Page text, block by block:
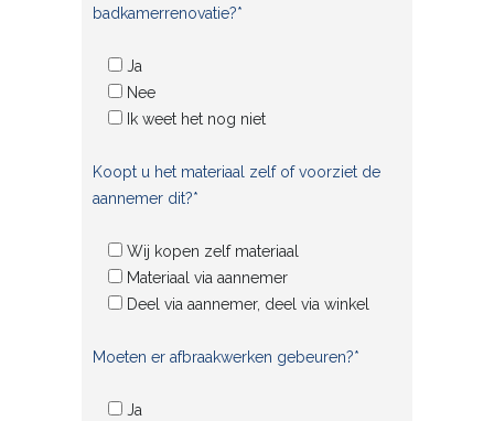
badkamerrenovatie?*
Ja
Nee
Ik weet het nog niet
Koopt u het materiaal zelf of voorziet de
aannemer dit?*
Wij kopen zelf materiaal
Materiaal via aannemer
Deel via aannemer, deel via winkel
Moeten er afbraakwerken gebeuren?*
Ja